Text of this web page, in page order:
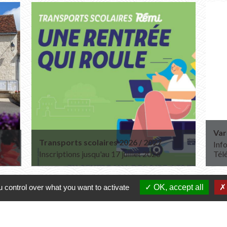
Transports scolaires 2026 / 2027
Inscriptions jusqu'au 17 juillet 2026
over what you want to activate OK, accept all